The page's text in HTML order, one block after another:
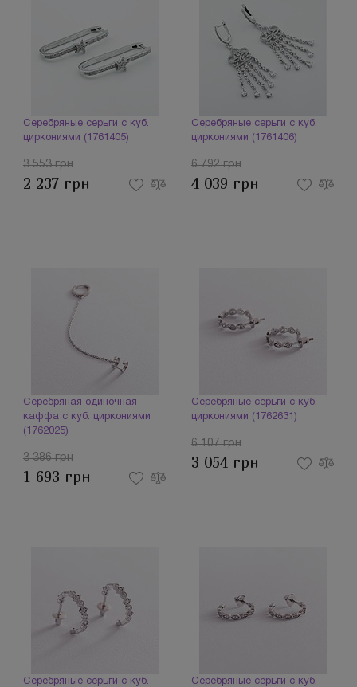
Серебряные серьги с куб.
циркониями (1761405)
3 553 грн
2 237 грн
Серебряные серьги с куб.
циркониями (1761406)
6 792 грн
4 039 грн
Серебряная одиночная
каффа с куб. циркониями
(1762025)
3 386 грн
1 693 грн
Серебряные серьги с куб.
циркониями (1762631)
6 107 грн
3 054 грн
Серебряные серьги с куб. Серебряные серьги с куб.